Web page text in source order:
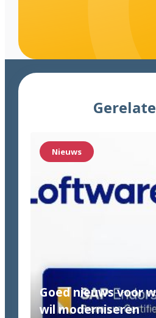
Nieuws
Goed nieuws voor
wil moderniseren